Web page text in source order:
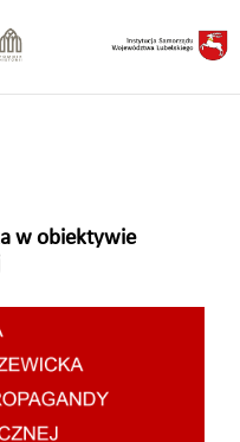
w obiektywie